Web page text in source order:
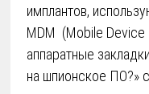
имплантов,
MDM (Mobile
аппаратные
на шпионское ПО?»